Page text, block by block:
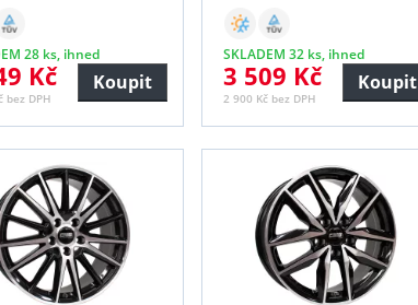
28 ks, ihned
Kč
bez DPH
Koupit
SKLADEM 32 ks, ihned
3 509 Kč
2 900 Kč bez DPH
Koupit